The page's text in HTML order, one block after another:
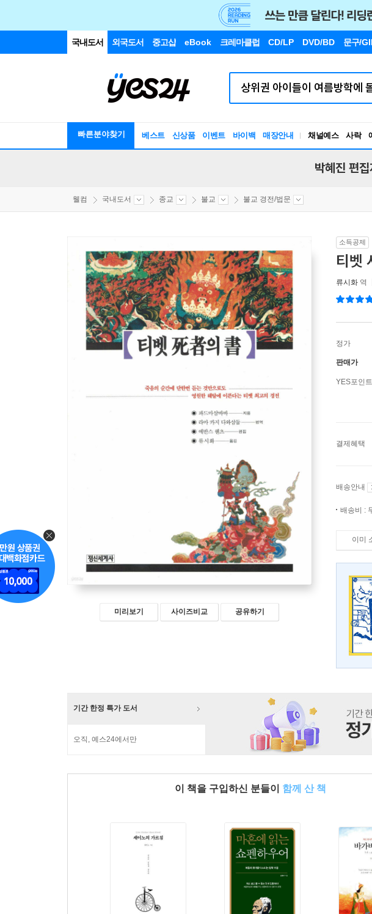
국내도서 외국도서 중고샵 eBook 크레마클럽 CD/LP DVD/BD 문구/
빠른분야찾기 베스트 신상품 이벤트 바이백 매장안내 채널예스 사락
박혜진 편
웰컴 국내도서 종교 불교 불교 경전/법문
미리보기 사이즈비교 공유하기
소득공제
티벳
류시화 역
정가
판매가
YES포인트
결제혜택
배송안내
배송비 :
이미
기간 한정 특가 도서
오직, 예스24에서만
이 책을 구입하신 분들이 함께 산 책